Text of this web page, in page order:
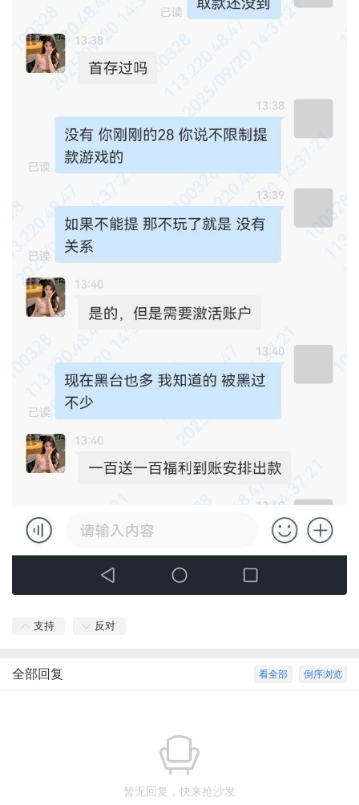
支持 反对
倒序浏览
看全部
全部回复
暂无回复，快来抢沙发